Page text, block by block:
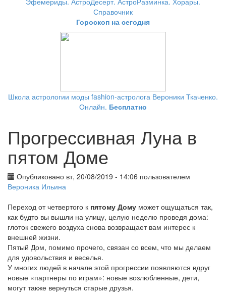
Справочник
Гороскоп на сегодня
Школа астрологии моды fashion-астролога Вероники Ткаченко.
Онлайн. Бесплатно
Прогрессивная Луна в
пятом Доме
Опубликовано вт, 20/08/2019 - 14:06 пользователем
Вероника Ильина
Переход от четвертого к пятому Дому может ощущаться так,
как будто вы вышли на улицу, целую неделю проведя дома:
глоток свежего воздуха снова возвращает вам интерес к
внешней жизни.
Пятый Дом, помимо прочего, связан со всем, что мы делаем
для удовольствия и веселья.
У многих людей в начале этой прогрессии появляются вдруг
новые «партнеры по играм»: новые возлюбленные, дети,
могут также вернуться старые друзья.